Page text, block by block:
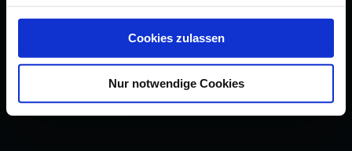
Cookies zulassen
Nur notwendige Cookies